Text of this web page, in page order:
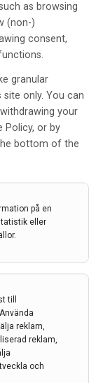
as browsing
(non-)
consent,
granular
only. You can
your
Policy, or by
bottom of the
på en
eller
till
reklam,
reklam,
och
en specifik
dopamin
orsaken till
fallen av
det finns
om